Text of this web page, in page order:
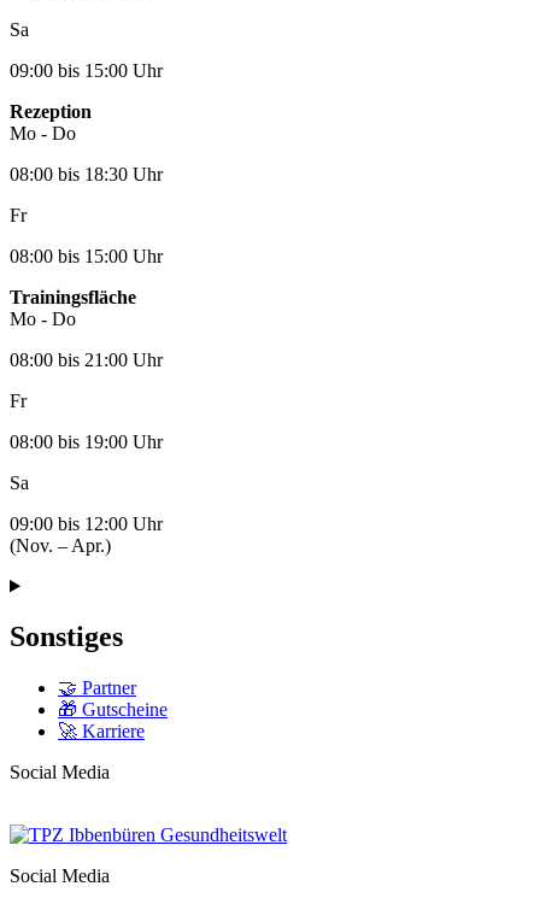
Sa
09:00 bis 15:00 Uhr
Rezeption
Mo - Do
08:00 bis 18:30 Uhr
Fr
08:00 bis 15:00 Uhr
Trainingsfläche
Mo - Do
08:00 bis 21:00 Uhr
Fr
08:00 bis 19:00 Uhr
Sa
09:00 bis 12:00 Uhr
(Nov. – Apr.)
Sonstiges
🤝 Partner
🎁 Gutscheine
🚀 Karriere
Social Media
Social Media